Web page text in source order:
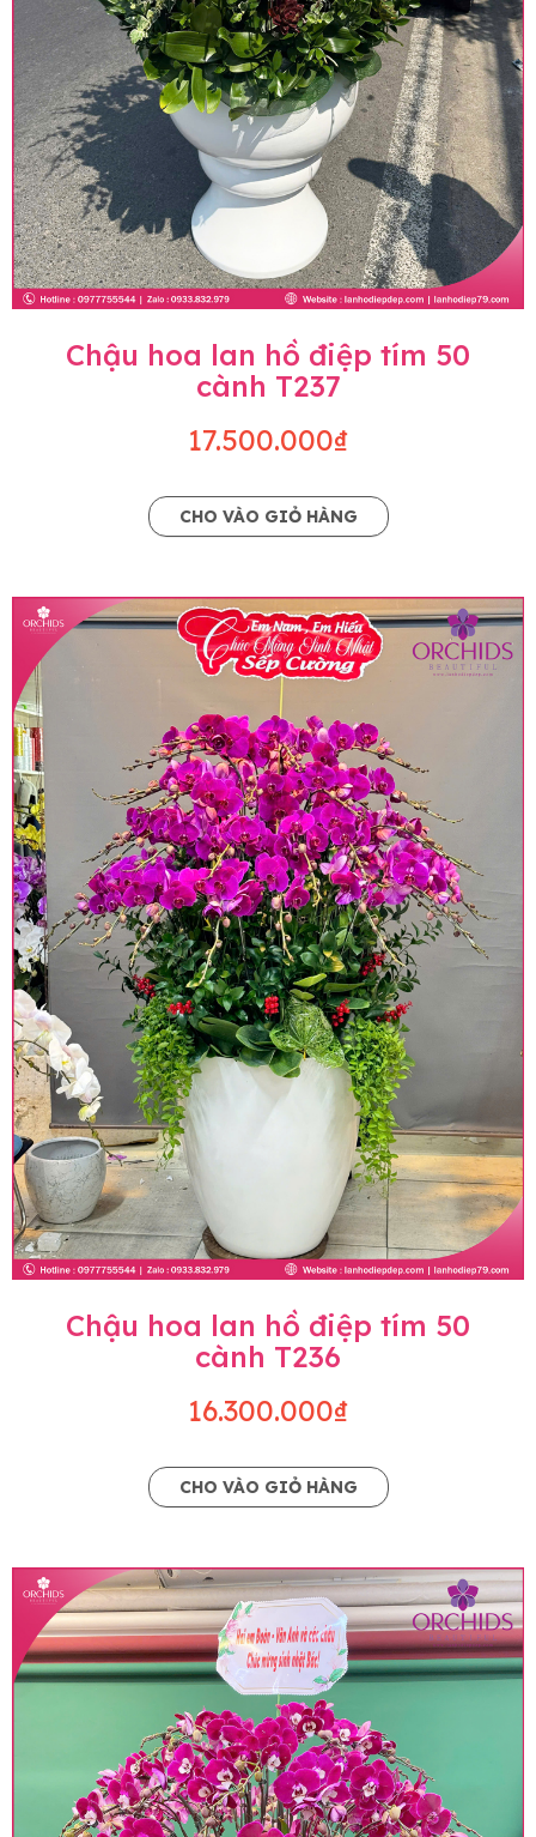
Chậu hoa lan hồ điệp tím 50
cành T237
17.500.000₫
CHO VÀO GIỎ HÀNG
Chậu hoa lan hồ điệp tím 50
cành T236
16.300.000₫
CHO VÀO GIỎ HÀNG